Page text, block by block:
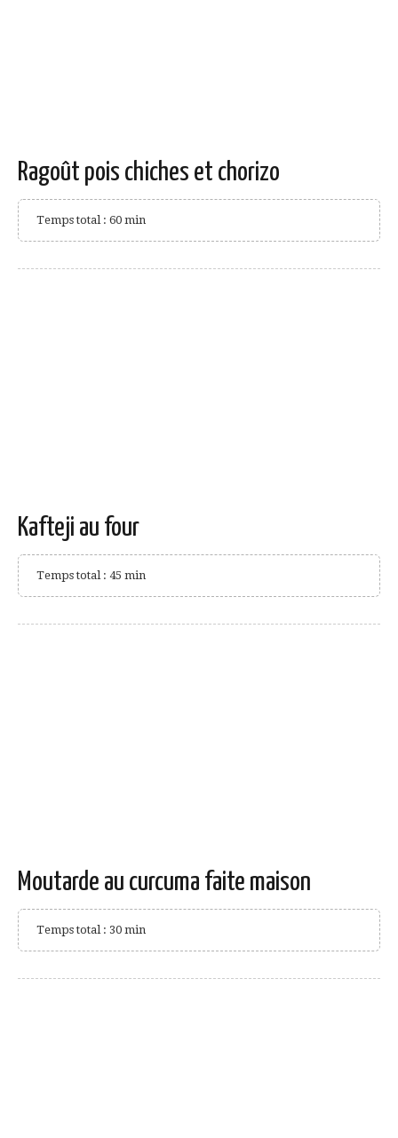
Ragoût pois chiches et chorizo
Temps total : 60 min
Kafteji au four
Temps total : 45 min
Moutarde au curcuma faite maison
Temps total : 30 min